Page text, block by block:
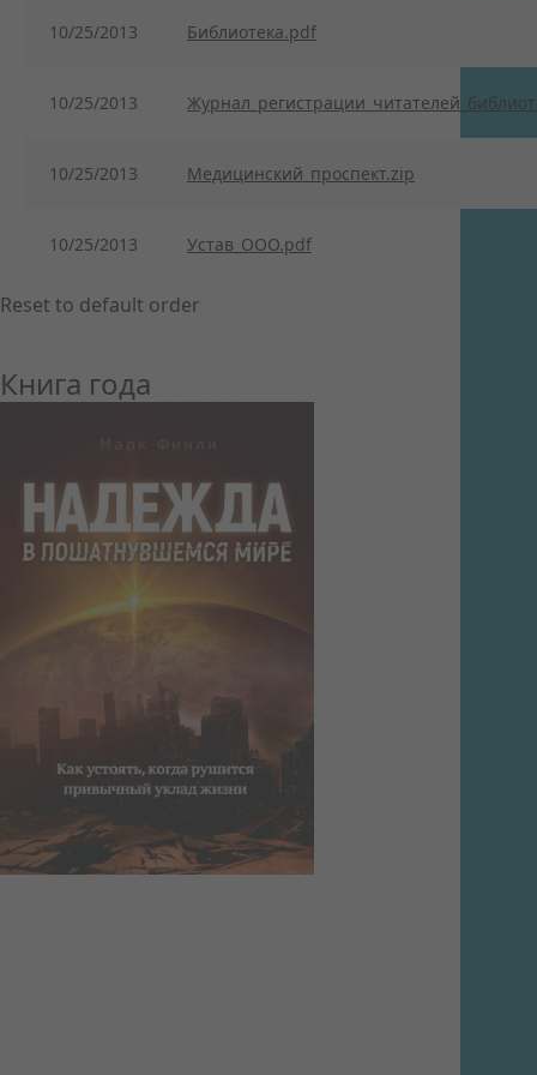
10/25/2013 Библиотека.pdf
10/25/2013
10/25/2013 Медицинский_проспект.zip
10/25/2013 Устав_ООО.pdf
Reset to default order
Книга года